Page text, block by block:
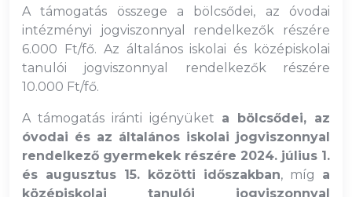
A támogatás összege a bölcsődei, az óvodai
intézményi jogviszonnyal rendelkezők részére
6.000 Ft/fő. Az általános iskolai és középiskolai
tanulói jogviszonnyal rendelkezők részére
10.000 Ft/fő.
A támogatás iránti igényüket a bölcsődei, az
óvodai és az általános iskolai jogviszonnyal
rendelkező gyermekek részére 2024. július 1.
és augusztus 15. közötti időszakban, míg a
középiskolai tanulói jogviszonnyal